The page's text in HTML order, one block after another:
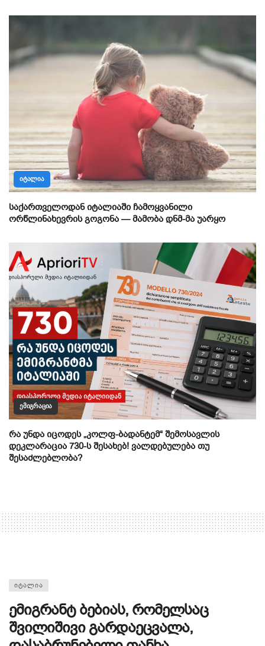
ᲘᲢᲐᲚᲘᲐ
საქართველოდან იტალიაში ჩამოყვანილი
ორწლინახევრის გოგონა — მამობა დნმ-მა უარყო
ᲔᲛᲘᲒᲠᲐᲪᲘᲐ
რა უნდა იცოდეს „კოლფ-ბადანტემ“ შემოსავლის
დეკლარაცია 730-ს შესახებ! ვალდებულება თუ
შესაძლებლობა?
ᲘᲢᲐᲚᲘᲐ
ემიგრანტ ბებიას, რომელსაც
შვილიშივი გარდაეცვალა,